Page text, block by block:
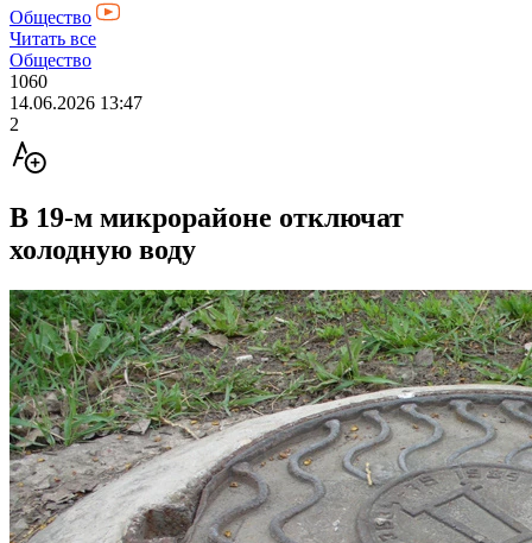
Общество
Читать все
Общество
1060
14.06.2026 13:47
2
В 19-м микрорайоне отключат
холодную воду